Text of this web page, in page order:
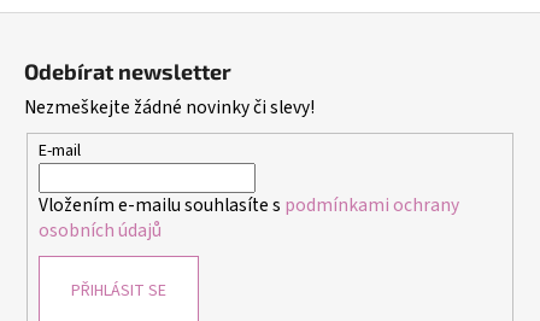
Odebírat newsletter
Nezmeškejte žádné novinky či slevy!
E-mail
Vložením e-mailu souhlasíte s podmínkami ochrany
osobních údajů
PŘIHLÁSIT SE